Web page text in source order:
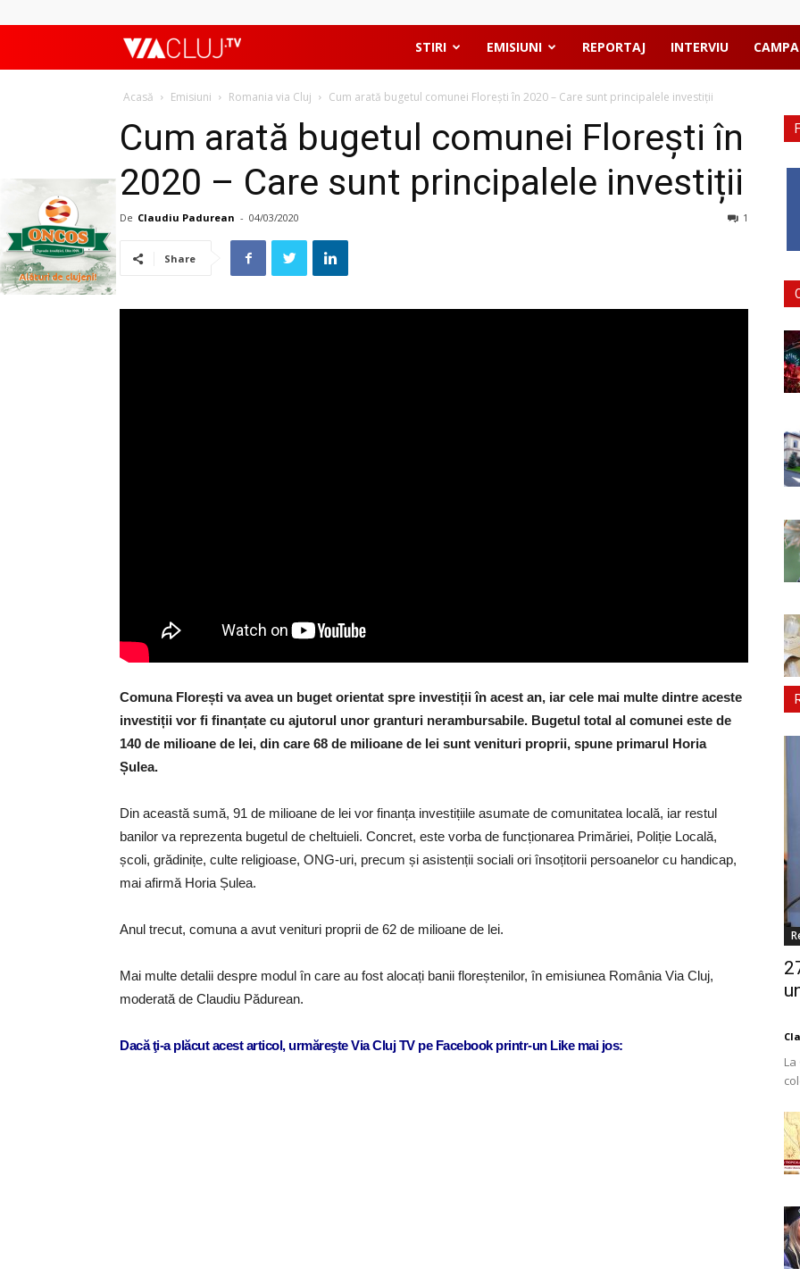
ViaClujTV STIRI EMISIUNI REPORTAJ INTERVIU
Acasă Emisiuni Romania via Cluj Cum arată bugetul comunei Florești în 2020 – Care sunt principalele investiții
Cum arată bugetul comunei Florești în
2020 – Care sunt principalele investiții
De Claudiu Padurean - 04/03/2020 1
Share
Comuna Florești va avea un buget orientat spre investiții în acest an, iar cele mai multe dintre aceste
investiții vor fi finanțate cu ajutorul unor granturi nerambursabile. Bugetul total al comunei este de
140 de milioane de lei, din care 68 de milioane de lei sunt venituri proprii, spune primarul Horia
Șulea.
Din această sumă, 91 de milioane de lei vor finanța investițiile asumate de comunitatea locală, iar restul
banilor va reprezenta bugetul de cheltuieli. Concret, este vorba de funcționarea Primăriei, Poliție Locală,
școli, grădinițe, culte religioase, ONG-uri, precum și asistenții sociali ori însoțitorii persoanelor cu handicap,
mai afirmă Horia Șulea.
Anul trecut, comuna a avut venituri proprii de 62 de milioane de lei.
Mai multe detalii despre modul în care au fost alocați banii floreștenilor, în emisiunea România Via Cluj,
moderată de Claudiu Pădurean.
Dacă ţi-a plăcut acest articol, urmăreşte Via Cluj TV pe Facebook printr-un Like mai jos: